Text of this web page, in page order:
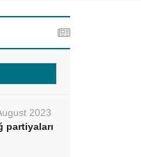
2023
partiyaları